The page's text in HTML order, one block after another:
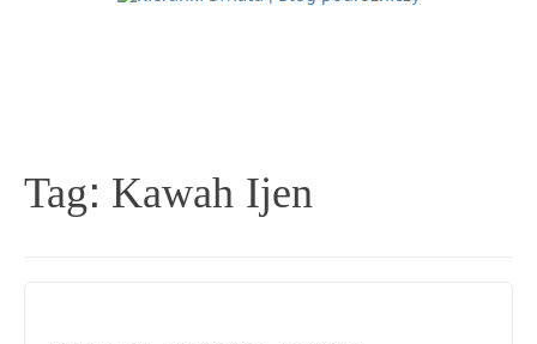
Tag: Kawah Ijen